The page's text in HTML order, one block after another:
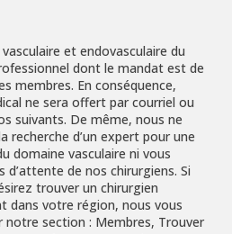
et endovasculaire du
dont le mandat est de
membres. En conséquence,
ne sera offert par courriel ou
suivants. De même, nous ne
recherche d’un expert pour une
domaine vasculaire ni vous
d’attente de nos chirurgiens. Si
trouver un chirurgien
dans votre région, nous vous
notre section : Membres, Trouver